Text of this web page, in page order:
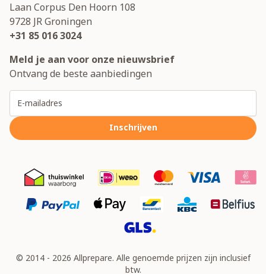
Laan Corpus Den Hoorn 108
9728 JRGroningen
+31 85 016 3024
Meld je aan voor onze nieuwsbrief
Ontvang de beste aanbiedingen
Inschrijven
© 2014 - 2026 Allprepare. Alle genoemde prijzen zijn inclusief
btw.